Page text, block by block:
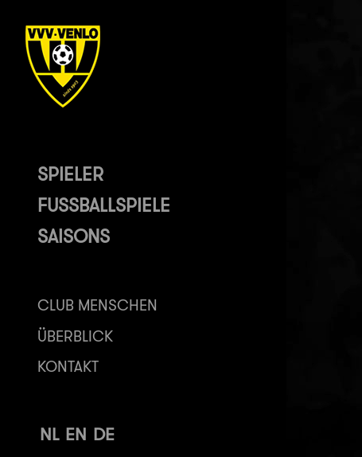
SPIELER
FUSSBALLSPIELE
SAISONS
CLUB MENSCHEN
ÜBERBLICK
KONTAKT
NL EN DE